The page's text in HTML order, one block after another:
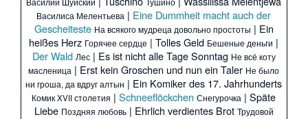
Василиса Мелентьева | Eine Dummheit macht auch der
Gescheiteste На всякого мудреца довольно простоты | Ein
heißes Herz Горячее сердце |Tolles Geld Бешеные деньги |
Der Wald Лес| Es ist nicht alle Tage Sonntag Не всё коту
масленица | Erst kein Groschen und nun ein Taler Не было
ни гроша, да вдруг алтын | Ein Komiker des 17. Jahrhunderts
Комик XVII столетия |Schneeflöckchen Снегурочка |Späte
Liebe Поздняя любовь| Ehrlich verdientes Brot Трудовой